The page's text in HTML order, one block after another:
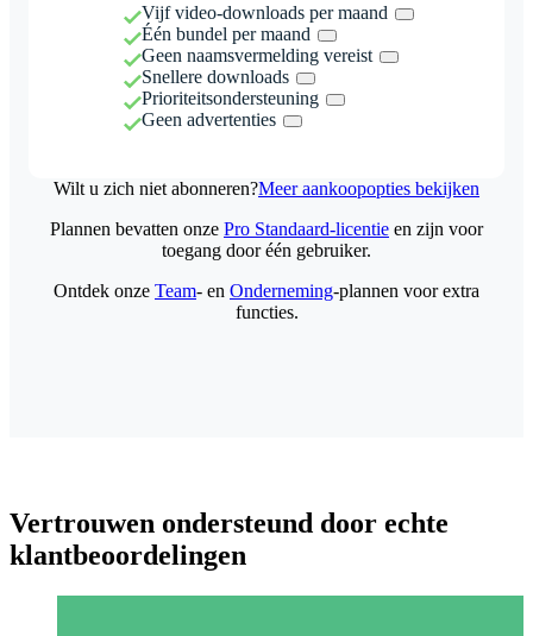
Vijf video-downloads per maand
Één bundel per maand
Geen naamsvermelding vereist
Snellere downloads
Prioriteitsondersteuning
Geen advertenties
Wilt u zich niet abonneren?Meer aankoopopties bekijken
Plannen bevatten onze Pro Standaard-licentie en zijn voor
toegang door één gebruiker.
Ontdek onze Team- en Onderneming-plannen voor extra
functies.
Vertrouwen ondersteund door echte
klantbeoordelingen